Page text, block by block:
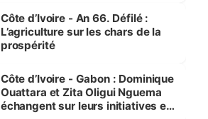
Côte d’Ivoire - An 66. Défilé :
L’agriculture sur les chars de la
prospérité
Côte d’Ivoire - Gabon : Dominique
Ouattara et Zita Oligui Nguema
échangent sur leurs initiatives en